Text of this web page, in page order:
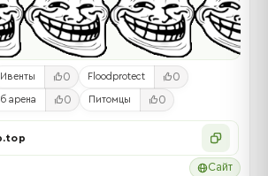
Ивенты 0 Floodprotect 0
арена 0 Питомцы 0
Сайт